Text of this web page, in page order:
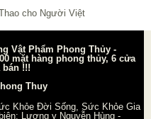
Vật Phẩm Phong Thủy -
mặt hàng phong thủy, 6 cửa
bán !!!
Khỏe Đời Sống, Sức Khỏe Gia
Lương y Nguyễn Hùng-